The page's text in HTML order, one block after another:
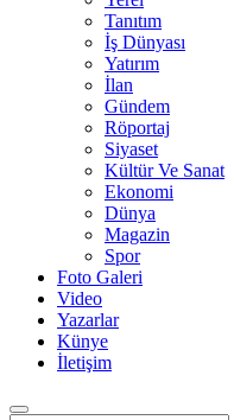
Tanıtım
İş Dünyası
Yatırım
İlan
Gündem
Röportaj
Siyaset
Kültür Ve Sanat
Ekonomi
Dünya
Magazin
Spor
Foto Galeri
Video
Yazarlar
Künye
İletişim